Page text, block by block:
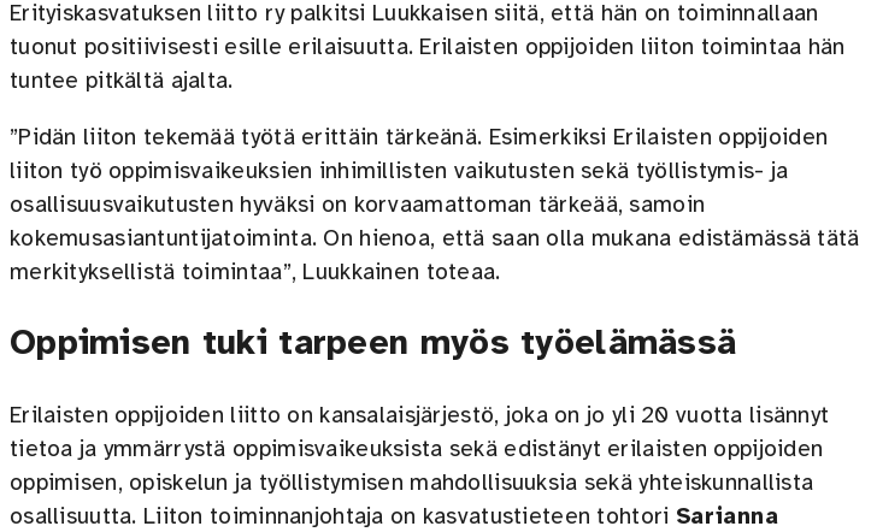
Erityiskasvatuksen liitto ry palkitsi Luukkaisen siitä, että hän on toiminnallaan
tuonut positiivisesti esille erilaisuutta. Erilaisten oppijoiden liiton toimintaa hän
tuntee pitkältä ajalta.
”Pidän liiton tekemää työtä erittäin tärkeänä. Esimerkiksi Erilaisten oppijoiden
liiton työ oppimisvaikeuksien inhimillisten vaikutusten sekä työllistymis- ja
osallisuusvaikutusten hyväksi on korvaamattoman tärkeää, samoin
kokemusasiantuntijatoiminta. On hienoa, että saan olla mukana edistämässä tätä
merkityksellistä toimintaa”, Luukkainen toteaa.
Oppimisen tuki tarpeen myös työelämässä
Erilaisten oppijoiden liitto on kansalaisjärjestö, joka on jo yli 20 vuotta lisännyt
tietoa ja ymmärrystä oppimisvaikeuksista sekä edistänyt erilaisten oppijoiden
oppimisen, opiskelun ja työllistymisen mahdollisuuksia sekä yhteiskunnallista
osallisuutta. Liiton toiminnanjohtaja on kasvatustieteen tohtori Sarianna